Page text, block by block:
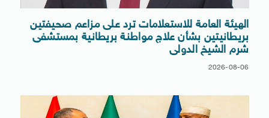
الهيئة العامة للاستعلامات ترد على مزاعم صحيفتين
بريطانيتين بشأن علاج مواطنة بريطانية بمستشفى
شرم الشيخ الدولى
2026-08-06